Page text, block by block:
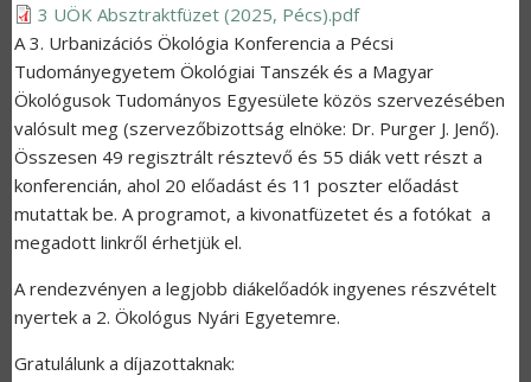
3 UÖK Absztraktfüzet (2025, Pécs).pdf
A 3. Urbanizációs Ökológia Konferencia a Pécsi
Tudományegyetem Ökológiai Tanszék és a Magyar
Ökológusok Tudományos Egyesülete közös szervezésében
valósult meg (szervezőbizottság elnöke: Dr. Purger J. Jenő).
Összesen 49 regisztrált résztevő és 55 diák vett részt a
konferencián, ahol 20 előadást és 11 poszter előadást
mutattak be. A programot, a kivonatfüzetet és a fotókat a
megadott linkről érhetjük el.
A rendezvényen a legjobb diákelőadók ingyenes részvételt
nyertek a 2. Ökológus Nyári Egyetemre.
Gratulálunk a díjazottaknak: